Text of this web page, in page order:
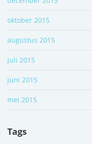
oktober 2015
augustus 2015
juli 2015
juni 2015
mei 2015
Tags